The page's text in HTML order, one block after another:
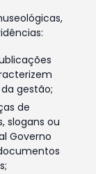
gestão;
de
slogans ou
Governo